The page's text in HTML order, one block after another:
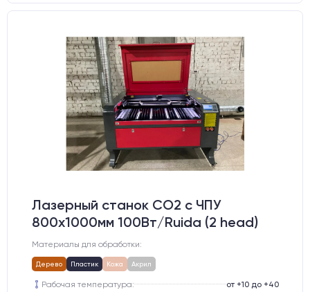
Лазерный станок CO2 c ЧПУ
800х1000мм 100Вт/Ruida (2 head)
Материалы для обработки:
Дерево Пластик Кожа Акрил
Рабочая температура:
от +10 до +40